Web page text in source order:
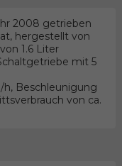
2008 getrieben
hergestellt von
1.6 Liter
mit 5
Beschleunigung
von ca.